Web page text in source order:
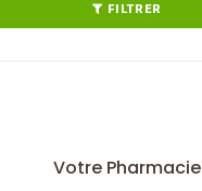
FILTRER
Votre Pharmacie